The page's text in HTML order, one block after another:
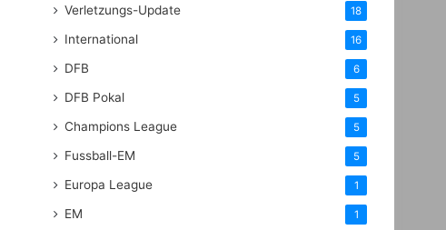
Verletzungs-Update 18
International 16
DFB 6
DFB Pokal 5
Champions League 5
Fussball-EM 5
Europa League 1
EM 1